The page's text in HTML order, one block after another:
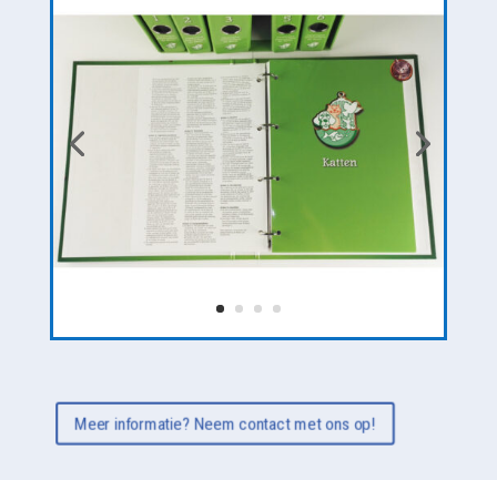
Meer informatie? Neem contact met ons op!